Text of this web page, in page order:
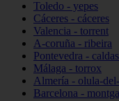
Toledo - yepes
Cáceres - cáceres
Valencia - torrent
A-coruña - ribeira
Pontevedra -
Málaga - torrox
Almería - olula-
Barcelona -